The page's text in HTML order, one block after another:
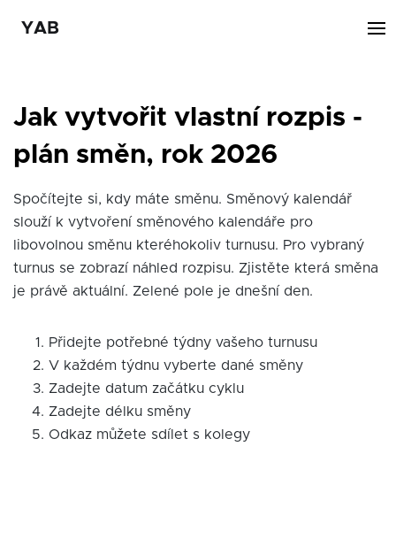
YAB
Jak vytvořit vlastní rozpis -
plán směn, rok 2026
Spočítejte si, kdy máte směnu. Směnový kalendář
slouží k vytvoření směnového kalendáře pro
libovolnou směnu kteréhokoliv turnusu. Pro vybraný
turnus se zobrazí náhled rozpisu. Zjistěte která směna
je právě aktuální. Zelené pole je dnešní den.
Přidejte potřebné týdny vašeho turnusu
V každém týdnu vyberte dané směny
Zadejte datum začátku cyklu
Zadejte délku směny
Odkaz můžete sdílet s kolegy